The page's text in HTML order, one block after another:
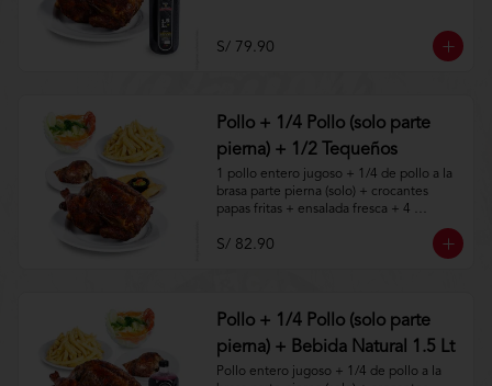
condiciones.https://www.lenaycarbon.co
m/TYCGenerales
S/ 79.90
Pollo + 1/4 Pollo (solo parte
pierna) + 1/2 Tequeños
1 pollo entero jugoso + 1/4 de pollo a la
brasa parte pierna (solo) + crocantes
papas fritas + ensalada fresca + 4
S/ 82.90
Pollo + 1/4 Pollo (solo parte
pierna) + Bebida Natural 1.5 Lt
Pollo entero jugoso + 1/4 de pollo a la